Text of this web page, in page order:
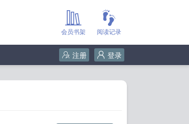
阅读记录
会员书架
登录
注册